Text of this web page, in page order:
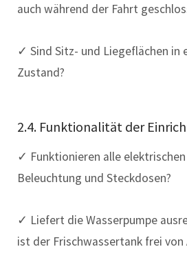
auch während der Fahrt
✓ Sind Sitz- und Liegeflächen in
Zustand?
2.4. Funktionalität der
✓ Funktionieren alle
Beleuchtung und Steckdosen?
✓ Liefert die Wasserpumpe
ist der Frischwassertank frei von